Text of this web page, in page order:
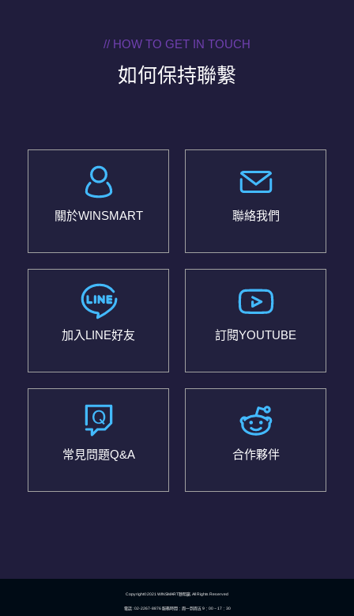
// HOW TO GET IN TOUCH
如何保持聯繫
關於WINSMART 聯絡我們
加入LINE好友 訂閱YOUTUBE
常見問題Q&A 合作夥伴
Copyright©2021 WINSMART聰明贏. All Rights Reserved
電話 : 02-2267-8876 服務時間：周一到周五 9：00 ~ 17：30